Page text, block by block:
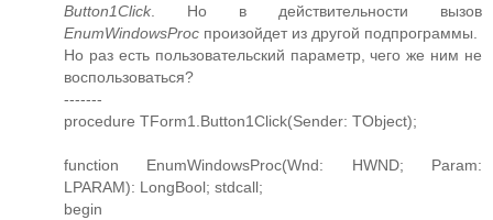
Button1Click. Но в действительности вызов
EnumWindowsProc произойдет из другой подпрограммы.
Но раз есть пользовательский параметр, чего же ним не
воспользоваться?
-------
procedure TForm1.Button1Click(Sender: TObject);
function EnumWindowsProc(Wnd: HWND; Param:
LPARAM): LongBool; stdcall;
begin